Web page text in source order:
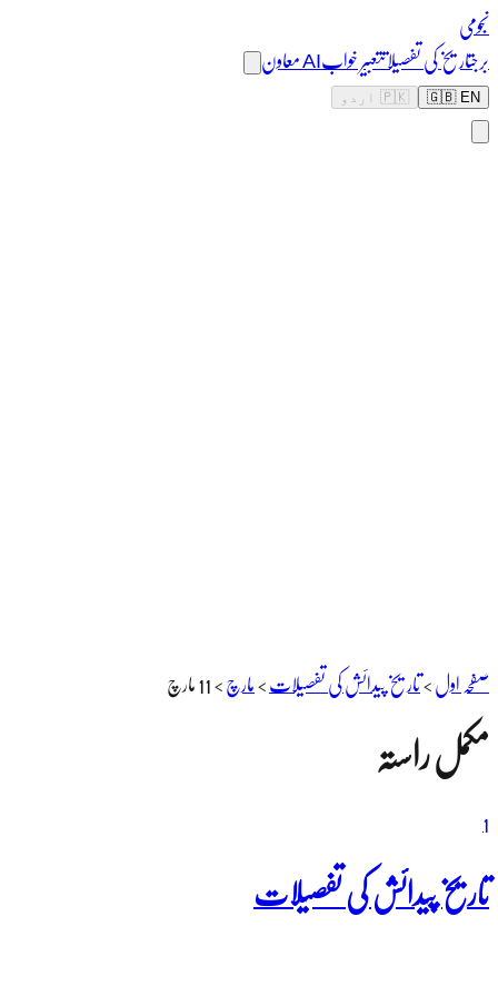
نجومی
برجتاریخ کی تفصیلاتتعبیر خوابAI معاون
🇬🇧 EN 🇵🇰 اردو
صفحہ اول>تاریخ پیدائش کی تفصیلات>مارچ>11 مارچ
مکمل راستہ
1
تاریخ پیدائش کی تفصیلات